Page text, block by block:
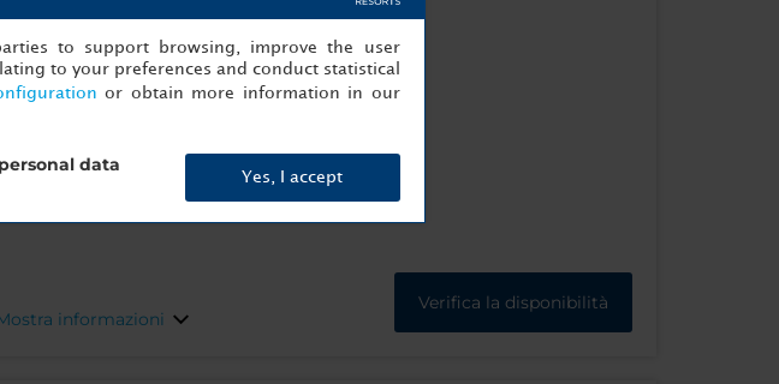
Numancia, 74, 08029, Barcellona - Spagna
0.54 km Stazione di Sants
informazioni
Verifica la disponibilità
to support browsing, improve the user
to your preferences and conduct statistical
or obtain more information in our
data
Yes, I accept